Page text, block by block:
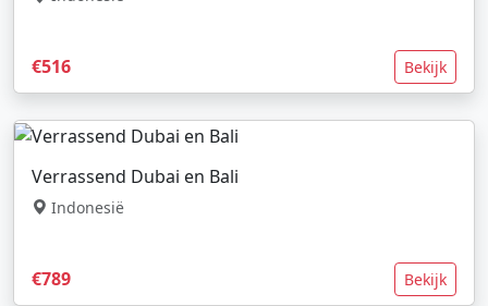
€516 Bekijk
Verrassend Dubai en Bali
Indonesië
€789 Bekijk